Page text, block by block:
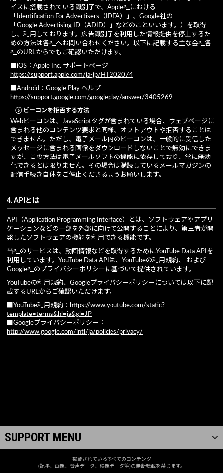
イスに搭載されている識別子で、Apple社における
「Identification For Advertisers（IDFA）」、Google社の
「Google Advertising ID（ADID）」などのこといいます。）を取得
し、利用しております。広告識別子を利用した情報提供を停止するた
めの方法は各社へお問い合わせください。以下に記載する主な会社各
社のURLからでもご確認いただけます。
■iOS：Apple Inc. サポートページ
https://support.apple.com/ja-jp/HT202074
■Android：Google Play ヘルプ
https://support.google.com/googleplay/answer/3405269
⑤ ビーコンを拒否する方法
Webビーコンは、JavaScriptタグが含まれている場合、ウェブページに
含まれる他のコンテンツ要求と同様、オプトアウトや拒否することは
できません。ただし、電子メール内のビーコンは、一般的に受信した
メッセージに含まれる画像をダウンロードしないことで無効にできま
すが、この方法は電子メールソフトの機能に依存しており、常に無効
化できるとは限りません。その場合は購読しているメールマガジンの
配信手続き自体をご停止くださるようお願いします。
4. APIとは
API（Application Programming Interface）とは、ソフトウェアやアプリ
ケーションなどの一部を外部に向けて公開することにより、第三者が開
発したソフトウェアの機能を利用できる機能です。
当社のサービスは、動画情報などを取得するためにYouTube Data APIを
利用しています。YouTube Data APIは、YouTubeの利用規約、 および
Google社のプライバシーポリシーに基づいて提供されています。
YouTubeの利用規約、Googleプライバシーポリシーについては以下に記
載するURLからご確認いただけます。
■YouTube利用規約： https://www.youtube.com/static?
template=terms&hl=ja&gl=JP
■Googleプライバシーポリシー：
http://www.google.com/intl/ja/policies/privacy/
SUPPORT MENU
掲載されているすべてのコンテンツ
(記事、画像、音声データ、映像データ等)の無断転載を禁じます。